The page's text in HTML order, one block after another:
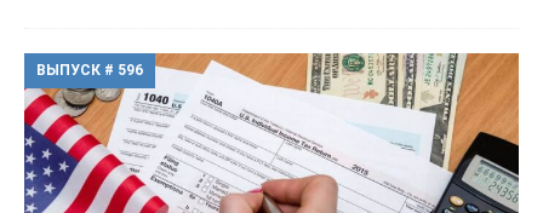
ВЫПУСК # 596